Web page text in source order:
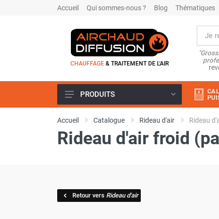
Accueil Qui sommes-nous ? Blog Thématiques
CHAUFFAGE & TRAITEMENT DE L'AIR
Climatiseur
Climatiseur mobile
Rafraichisseur d'air mobile
PRODUITS
Accueil Catalogue Rideau d'air Rideau
Rideau d'air froid
Retour vers Rideau d'air